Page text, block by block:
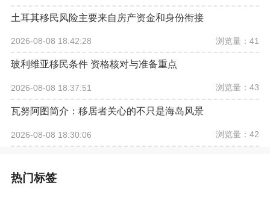
土耳其移民风险主要来自房产资金和身份衔接
2026-08-08 18:42:28 浏览量：41
玻利维亚移民条件 资格核对与准备重点
2026-08-08 18:37:51 浏览量：43
瓦努阿图简介：移居者关心的不只是海岛风景
2026-08-08 18:30:06 浏览量：42
热门标签